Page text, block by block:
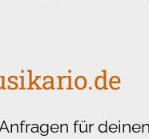
für deinen